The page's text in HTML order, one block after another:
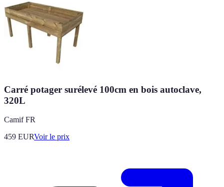
Carré potager surélevé 100cm en bois autoclave,
320L
Camif FR
459 EURVoir le prix